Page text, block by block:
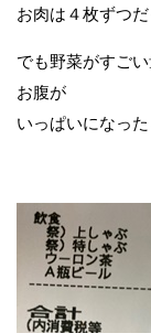
お肉は４枚ずつ
でも野菜がすごい
お腹が
いっぱいになった